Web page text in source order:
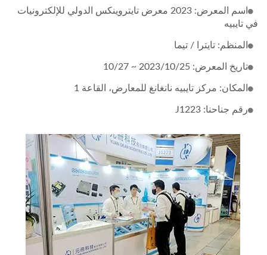
اسم المعرض: 2023 معرض تايتروينكس الدولي للإلكترونيات
في تايبيه
المنظم: تايترا / تيما
تاريخ المعرض: 2023/10/25 ~ 10/27
المكان: مركز تايبيه نانغانغ للمعارض، القاعة 1
رقم جناحنا: J1223